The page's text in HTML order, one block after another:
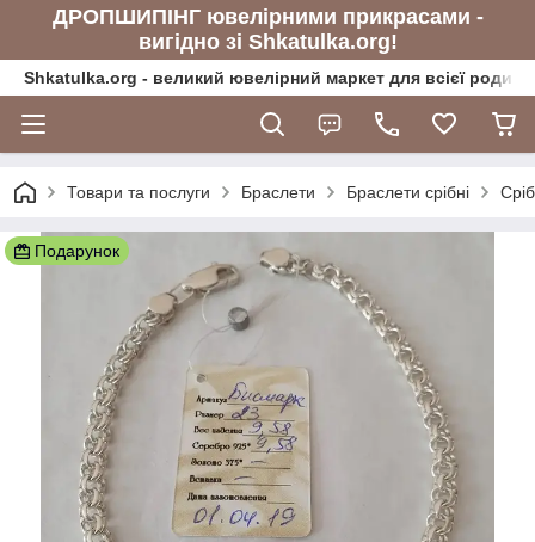
ДРОПШИПІНГ ювелірними прикрасами -
вигідно зі Shkatulka.org!
Shkatulka.org - великий ювелірний маркет для всієї
Товари та послуги Браслети Браслети срібні
Подарунок